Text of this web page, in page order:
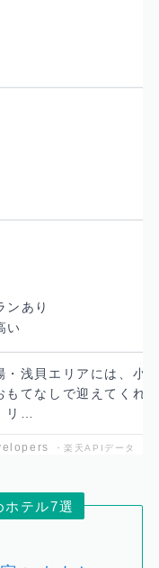
ンあり
い
・浅貝エリアには、小
もてなしで迎えてくれ
リ…
・楽天APIデータ
ホテル7選